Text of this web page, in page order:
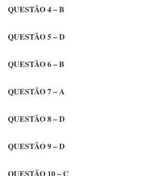
QUESTÃO 4 – B
QUESTÃO 5 – D
QUESTÃO 6 – B
QUESTÃO 7 – A
QUESTÃO 8 – D
QUESTÃO 9 – D
QUESTÃO 10 – C